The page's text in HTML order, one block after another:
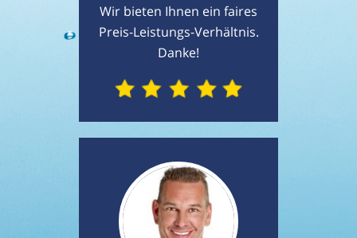
Wir bieten Ihnen ein faires
Preis-Leistungs-Verhältnis.
Danke!